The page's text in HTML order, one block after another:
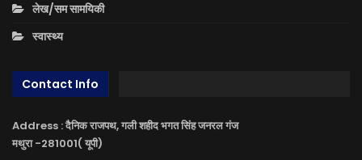
लेख/सम सामयिकी
स्वास्थ्य
Contact Info
Address : दैनिक राजपथ, गली शहीद भगत सिंह जनरल गंज
मथुरा -281001( यूपी)